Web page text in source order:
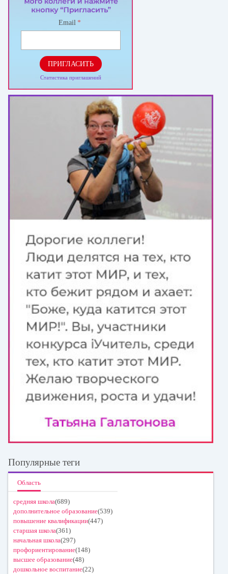
Email *
ПРИГЛАСИТЬ
Статистика приглашений
Популярные теги
Область
средняя школа(689)
дополнительное образование(539)
повышение квалификации(447)
старшая школа(361)
начальная школа(297)
профориентирование(148)
высшее образование(48)
дошкольное воспитание(22)